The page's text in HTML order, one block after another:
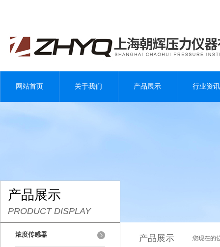
网站首页 关于我们 产品展示 行业资讯
产品展示
PRODUCT DISPLAY
浓度传感器 产品展示 您现在的